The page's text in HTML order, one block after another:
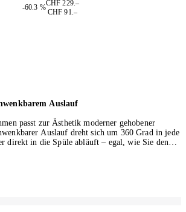
-60.3 %
CHF 229.–
CHF 91.–
Auslauf
passt zur Ästhetik moderner gehobener
Auslauf dreht sich um 360 Grad in jede
direkt in die Spüle abläuft – egal, wie Sie den
auf Ihrer Arbeitsplatte platzieren – und
entfernt werden. Eine
verhindert Rückstände und Wasserflecken.
hält das Geschirr fest, ohne zu
sogar die extra grossen Bordeaux-Gläser. Ein